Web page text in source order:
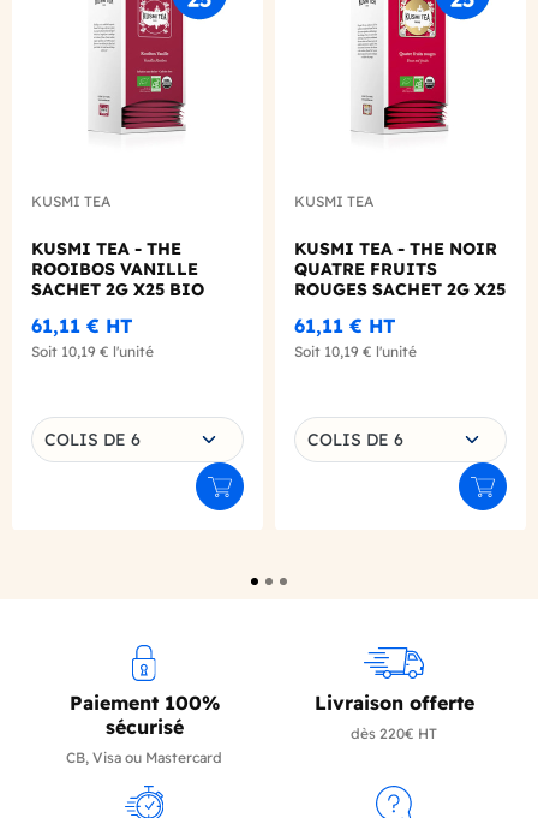
KUSMI TEA
KUSMI TEA - THE
ROOIBOS VANILLE
SACHET 2G X25 BIO
61,11 € HT
Soit 10,19 € l'unité
Choisissez une déclinaison
COLIS DE 6
Ajouter au panier
KUSMI TEA
KUSMI TEA - THE NOIR
QUATRE FRUITS
ROUGES SACHET 2G X25
61,11 € HT
Soit 10,19 € l'unité
Choisissez une déclinaison
COLIS DE 6
Paiement 100%
sécurisé
CB, Visa ou Mastercard
Livraison offerte
dès 220€ HT